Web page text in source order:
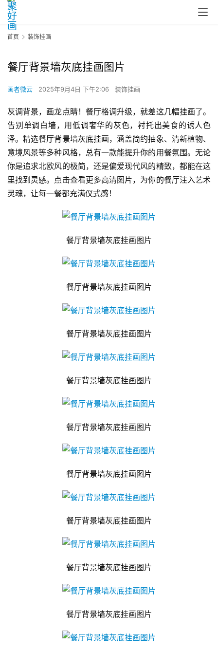
首页 装饰挂画
餐厅背景墙灰底挂画图片
画者微云 2025年9月4日 下午2:06 装饰挂画
灰调背景，画龙点睛！餐厅格调升级，就差这几幅挂画了。
告别单调白墙，用低调奢华的灰色，衬托出美食的诱人色
泽。精选餐厅背景墙灰底挂画，涵盖简约抽象、清新植物、
意境风景等多种风格，总有一款能提升你的用餐氛围。无论
你是追求北欧风的极简，还是偏爱现代风的精致，都能在这
里找到灵感。点击查看更多高清图片，为你的餐厅注入艺术
灵魂，让每一餐都充满仪式感！
餐厅背景墙灰底挂画图片
餐厅背景墙灰底挂画图片
餐厅背景墙灰底挂画图片
餐厅背景墙灰底挂画图片
餐厅背景墙灰底挂画图片
餐厅背景墙灰底挂画图片
餐厅背景墙灰底挂画图片
餐厅背景墙灰底挂画图片
餐厅背景墙灰底挂画图片